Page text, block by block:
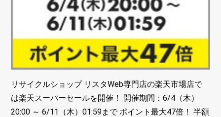
リサイクルショップ リスタWeb専門店の楽天市場店で
は楽天スーパーセールを開催！ 開催期間：6/4（木）
20:00 ～ 6/11（木）01:59まで ポイント最大47倍！ 半額